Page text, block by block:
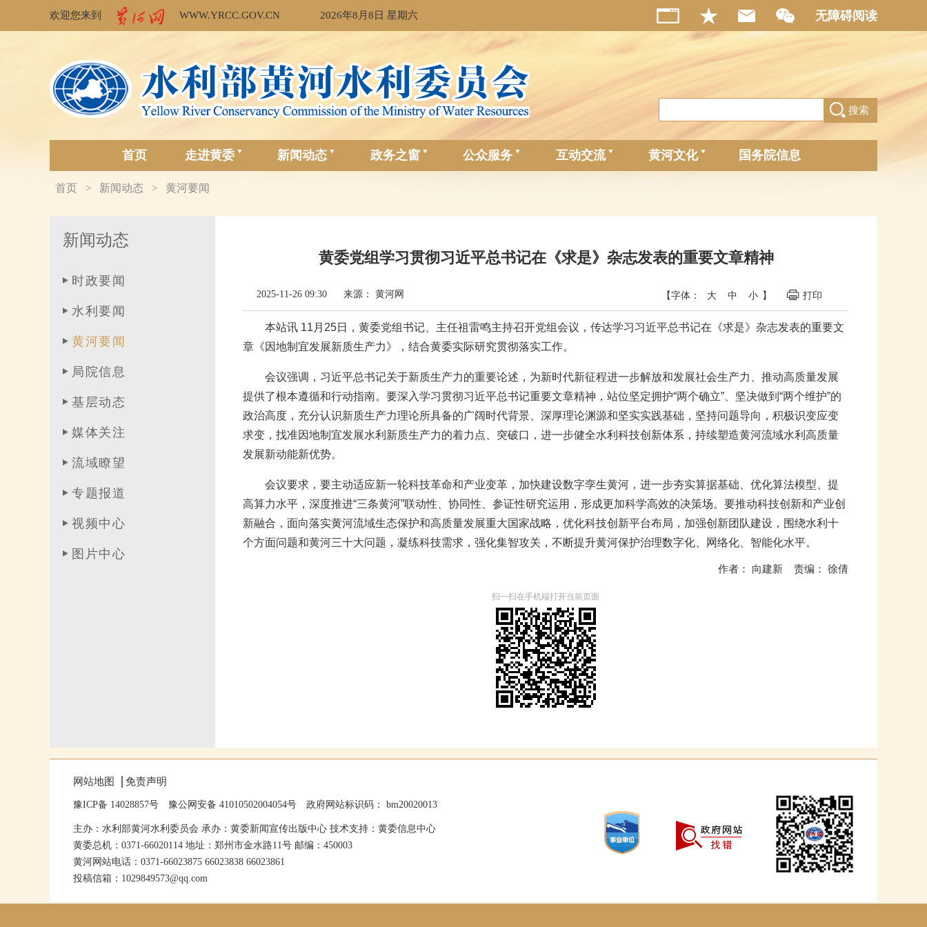
欢迎您来到 WWW.YRCC.GOV.CN 2026年8月8日 星期六 无障碍阅读
搜索
首页 走进黄委 新闻动态 政务之窗 公众服务 互动交流 黄河文化 国务院信息
首页 > 新闻动态 > 黄河要闻
新闻动态
时政要闻
水利要闻
黄河要闻
局院信息
基层动态
媒体关注
流域瞭望
专题报道
视频中心
图片中心
黄委党组学习贯彻习近平总书记在《求是》杂志发表的重要文章精神
【字体： 大 中 小 】 打印
2025-11-26 09:30 来源： 黄河网
本站讯 11月25日，黄委党组书记、主任祖雷鸣主持召开党组会议，传达学习习近平总书记在《求是》杂志发表的重要文
章《因地制宜发展新质生产力》，结合黄委实际研究贯彻落实工作。
会议强调，习近平总书记关于新质生产力的重要论述，为新时代新征程进一步解放和发展社会生产力、推动高质量发展
提供了根本遵循和行动指南。要深入学习贯彻习近平总书记重要文章精神，站位坚定拥护“两个确立”、坚决做到“两个维护”的
政治高度，充分认识新质生产力理论所具备的广阔时代背景、深厚理论渊源和坚实实践基础，坚持问题导向，积极识变应变
求变，找准因地制宜发展水利新质生产力的着力点、突破口，进一步健全水利科技创新体系，持续塑造黄河流域水利高质量
发展新动能新优势。
会议要求，要主动适应新一轮科技革命和产业变革，加快建设数字孪生黄河，进一步夯实算据基础、优化算法模型、提
高算力水平，深度推进“三条黄河”联动性、协同性、参证性研究运用，形成更加科学高效的决策场。要推动科技创新和产业创
新融合，面向落实黄河流域生态保护和高质量发展重大国家战略，优化科技创新平台布局，加强创新团队建设，围绕水利十
个方面问题和黄河三十大问题，凝练科技需求，强化集智攻关，不断提升黄河保护治理数字化、网络化、智能化水平。
作者： 向建新 责编： 徐倩
扫一扫在手机端打开当前页面
网站地图 免责声明
豫ICP备 14028857号 豫公网安备 41010502004054号 政府网站标识码： bm20020013
主办：水利部黄河水利委员会 承办：黄委新闻宣传出版中心 技术支持：黄委信息中心
黄委总机：0371-66020114 地址：郑州市金水路11号 邮编：450003
黄河网站电话：0371-66023875 66023838 66023861
投稿信箱：1029849573@qq.com